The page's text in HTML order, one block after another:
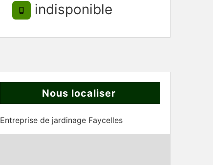
indisponible
Nous localiser
Entreprise de jardinage Faycelles